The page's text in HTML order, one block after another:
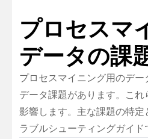
プロセスマ
データの課
プロセスマイニング用のデ
データ課題があります。こ
影響します。主な課題の特定
ラブルシューティングガイド